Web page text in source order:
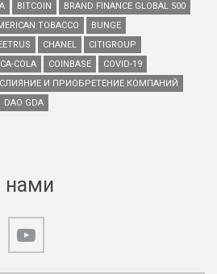
BITCOIN
BRAND FINANCE GLOBAL 500
TOBACCO
BUNGE
CHANEL
CITIGROUP
COLA COINBASE
COVID-19
СЛИЯНИЕ И ПРИОБРЕТЕНИЕ КОМПАНИЙ
DAO GDA
нами